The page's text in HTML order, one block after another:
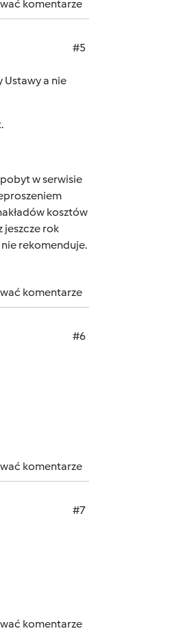
komentarze
#5
Ustawy a nie
w serwisie
kosztów
jeszcze rok
rekomenduje.
komentarze
#6
komentarze
#7
komentarze